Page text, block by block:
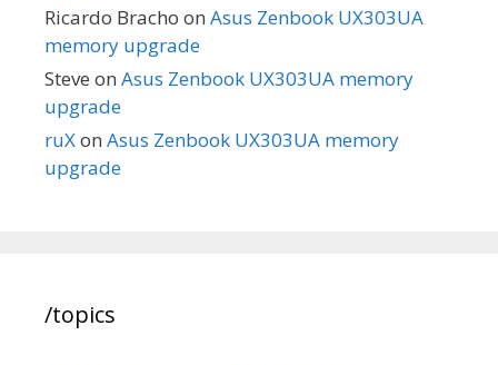
Ricardo Bracho on Asus Zenbook UX303UA
memory upgrade
Steve on Asus Zenbook UX303UA memory
upgrade
ruXon Asus Zenbook UX303UA memory
upgrade
/topics